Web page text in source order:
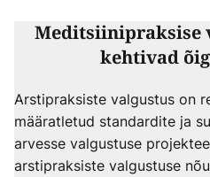
Meditsiinipraksise
kehtivad
Arstipraksiste valgustus on
määratletud standardite ja
arvesse valgustuse
arstipraksiste valgustuse